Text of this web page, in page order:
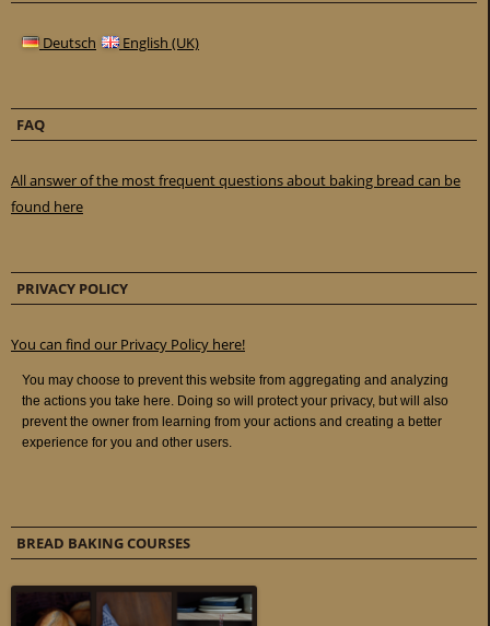
Deutsch English (UK)
FAQ
All answer of the most frequent questions about baking bread can be
found here
PRIVACY POLICY
You can find our Privacy Policy here!
BREAD BAKING COURSES